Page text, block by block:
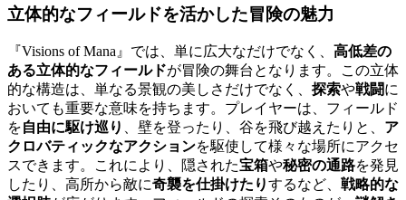
立体的なフィールドを活かした冒険の魅力
『Visions of Mana』では、単に広大なだけでなく、 高低差の
ある立体的なフィールドが冒険の舞台となります。この立体
的な構造は、単なる景観の美しさだけでなく、 探索や戦闘に
おいても重要な意味を持ちます。プレイヤーは、フィールド
を自由に駆け巡り 、壁を登ったり、谷を飛び越えたりと、 ア
クロバティックなアクションを駆使して様々な場所にアクセ
スできます。これにより、隠された宝箱や秘密の通路を発見
したり、高所から敵に奇襲を仕掛けたりするなど、 戦略的な